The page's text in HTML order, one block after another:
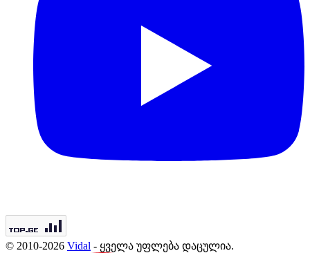
© 2010-2026 Vidal - ყველა უფლება დაცულია.